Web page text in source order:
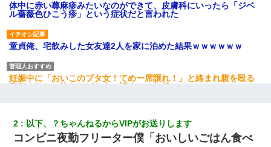
体中に赤い蕁麻疹みたいなのができて、皮膚科にいったら「ジベ
ル薔薇色ひこう疹」という症状だと言われた
童貞俺、宅飲みした女友達2人を家に泊めた結果ｗｗｗｗｗｗ
妊娠中に「おいこのブタ女！てめー席譲れ！」と絡まれ腹を殴る
真似された。泣きながら夫に話すと一年後に…
何年か前に妹は離婚している。当時生まれた姪が義弟の子じゃな
かったため妹有責での離婚になり…
2 以下、？ちゃんねるからVIPがお送りします
コンビニ夜勤フリーター僕「おいしいごはん食べ